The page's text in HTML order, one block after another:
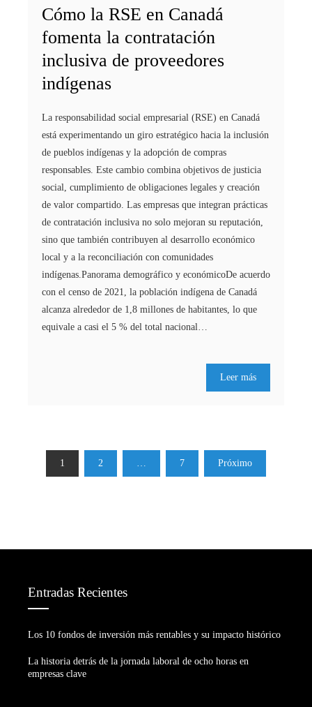
Cómo la RSE en Canadá
fomenta la contratación
inclusiva de proveedores
indígenas
La responsabilidad social empresarial (RSE) en Canadá
está experimentando un giro estratégico hacia la inclusión
de pueblos indígenas y la adopción de compras
responsables. Este cambio combina objetivos de justicia
social, cumplimiento de obligaciones legales y creación
de valor compartido. Las empresas que integran prácticas
de contratación inclusiva no solo mejoran su reputación,
sino que también contribuyen al desarrollo económico
local y a la reconciliación con comunidades
indígenas.Panorama demográfico y económicoDe acuerdo
con el censo de 2021, la población indígena de Canadá
alcanza alrededor de 1,8 millones de habitantes, lo que
equivale a casi el 5 % del total nacional…
Leer más
Paginación
1 2 … 7 Próximo
Entradas Recientes
Los 10 fondos de inversión más rentables y su impacto histórico
La historia detrás de la jornada laboral de ocho horas en
empresas clave